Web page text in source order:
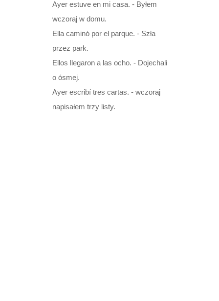
Przyimek sin
Przyimek sobre
Przyimek tres
Ćwiczenie 1
listopada 2008
Ayer estuve en mi casa. - Byłem
wczoraj w domu.
Ella caminó por el parque. - Szła
przez park.
Ellos llegaron a las ocho. - Dojechali
o ósmej.
Ayer escribí tres cartas. - wczoraj
napisałem trzy listy.